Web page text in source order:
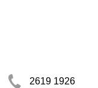
2619 1926